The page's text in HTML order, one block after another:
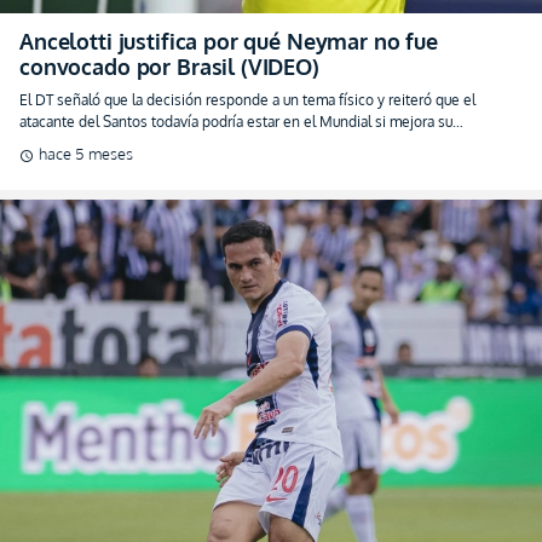
El Corviche más causa pe’: Jairo Vélez convocado
para los compromisos amistosos de Perú (FOTO)
El mediocampista de 30 años se suma a la Bicolor, tras consolidarse como
figura nacionalizada en tierras incas